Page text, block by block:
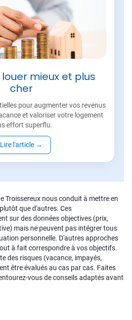
mieux et plus
cher
pour augmenter vos revenus
et valoriser votre logement
effort superflu.
Lire l'article →
Troissereux nous conduit à mettre en
que d'autres. Ces
sur des données objectives (prix,
mais ne peuvent pas intégrer tous
personnelle. D'autres approches
à fait correspondre à vos objectifs.
des risques (vacance, impayés,
être évalués au cas par cas. Faites
vous de conseils adaptés avant